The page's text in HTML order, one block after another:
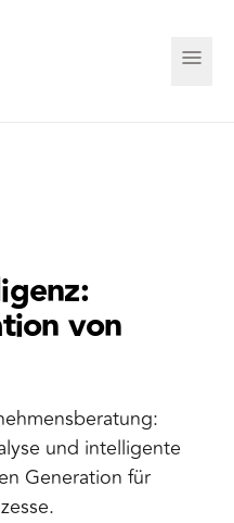
von
und intelligente
Generation für